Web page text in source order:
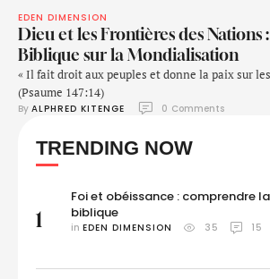
EDEN DIMENSION
Dieu et les Frontières des Nations
Biblique sur la Mondialisation
« Il fait droit aux peuples et donne la paix sur
(Psaume 147:14)
By ALPHRED KITENGE 0 Comments
TRENDING NOW
1
Foi et obéissance : comprendre
biblique
in EDEN DIMENSION 35 15